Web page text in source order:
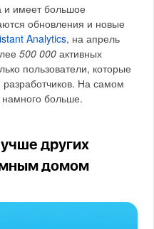
и имеет большое
обновления и новые
Analytics, на апрель
500 000 активных
пользователи, которые
разработчиков. На самом
больше.
других
домом